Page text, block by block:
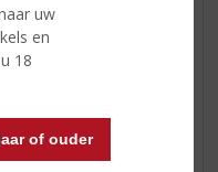
uw
en
18
of ouder
rijk aan fruitaroma's
abrikoos, kruisbes,
kumquat en gele pruim,
en groene olijf.
is fris en romig, met